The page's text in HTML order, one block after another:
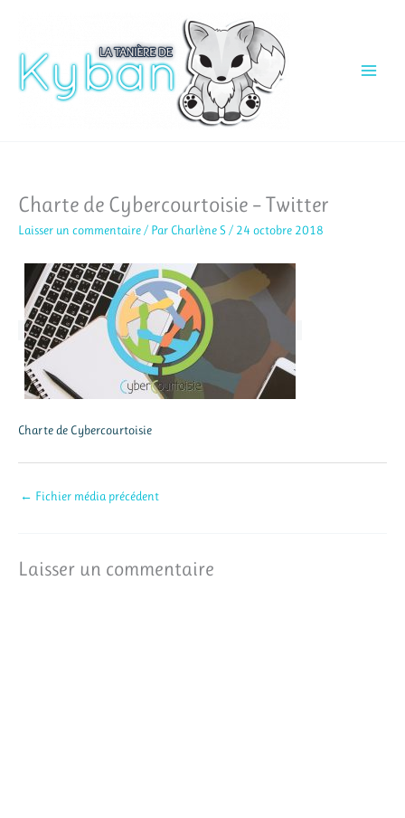
contenu
Charte de Cybercourtoisie – Twitter
Laisser un commentaire / Par Charlène S / 24 octobre 2018
Charte de Cybercourtoisie
← Fichier média précédent
Laisser un commentaire